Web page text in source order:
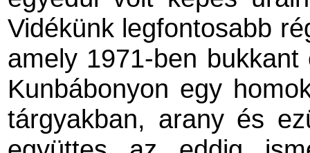
Vidékünk legfontosabb
amely 1971-ben
Kunbábonyon egy
tárgyakban, arany és